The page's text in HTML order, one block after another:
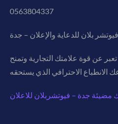
0563804337
فيوتشر بلان للدعاية والإعلان – جدة
عن قوة علامتك التجارية وتمنح
جدة – فيوتشربلان للاعلان